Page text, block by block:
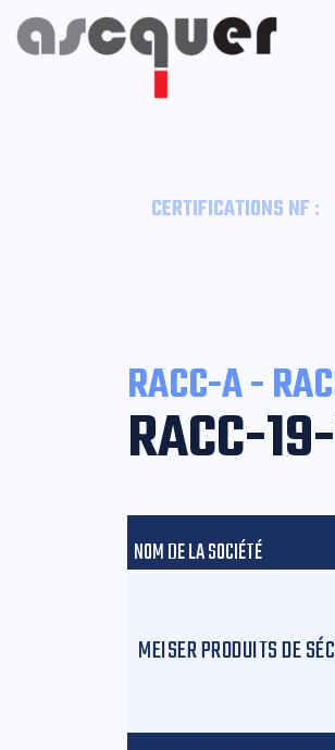
CERTIFICATIONS NF :
RACC-A -
RACC-
NOM DE LA SOCIÉTÉ
MEISER PRODUITS DE